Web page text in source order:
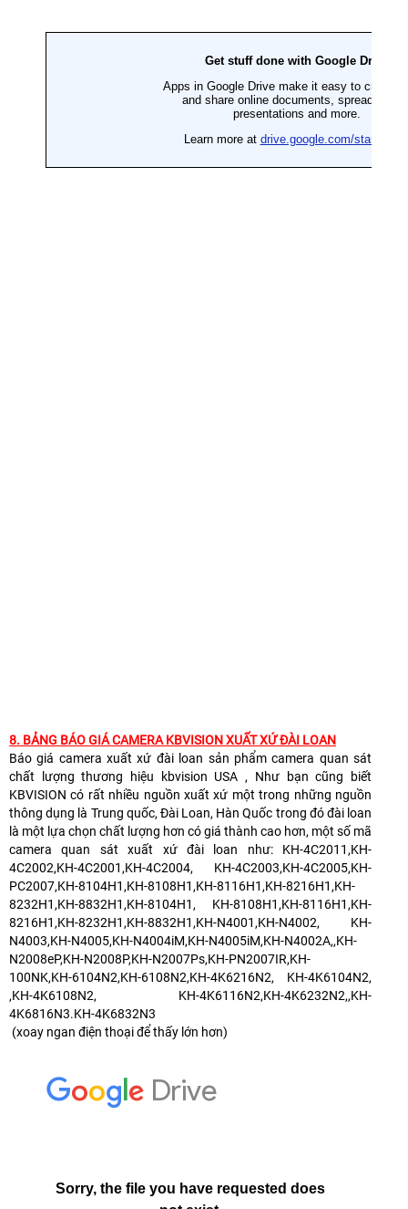
8. BẢNG BÁO GIÁ CAMERA KBVISION XUẤT XỨ ĐÀI LOAN
Báo giá camera xuất xứ đài loan sản phẩm camera quan sát
chất lượng thương hiệu kbvision USA , Như bạn cũng biết
KBVISION có rất nhiều nguồn xuất xứ một trong những nguồn
thông dụng là Trung quốc, Đài Loan, Hàn Quốc trong đó đài loan
là một lựa chọn chất lượng hơn có giá thành cao hơn, một số mã
camera quan sát xuất xứ đài loan như: KH-4C2011,KH-
4C2002,KH-4C2001,KH-4C2004, KH-4C2003,KH-4C2005,KH-
PC2007,KH-8104H1,KH-8108H1,KH-8116H1,KH-8216H1,KH-
8232H1,KH-8832H1,KH-8104H1, KH-8108H1,KH-8116H1,KH-
8216H1,KH-8232H1,KH-8832H1,KH-N4001,KH-N4002, KH-
N4003,KH-N4005,KH-N4004iM,KH-N4005iM,KH-N4002A,,KH-
N2008eP,KH-N2008P,KH-N2007Ps,KH-PN2007IR,KH-
100NK,KH-6104N2,KH-6108N2,KH-4K6216N2, KH-4K6104N2,
,KH-4K6108N2, KH-4K6116N2,KH-4K6232N2,,KH-
4K6816N3.KH-4K6832N3
(xoay ngan điện thoại để thấy lớn hơn)